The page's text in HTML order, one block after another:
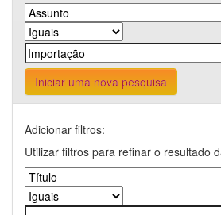
Iniciar uma nova pesquisa
Adicionar filtros:
Utilizar filtros para refinar o resultado